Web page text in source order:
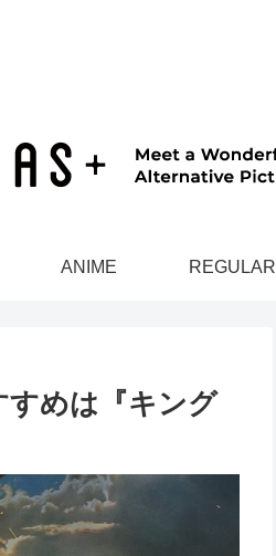
ANIME REGULAR
すめは『キング